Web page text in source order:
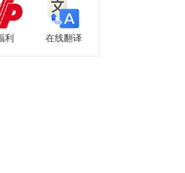
利 在线翻译